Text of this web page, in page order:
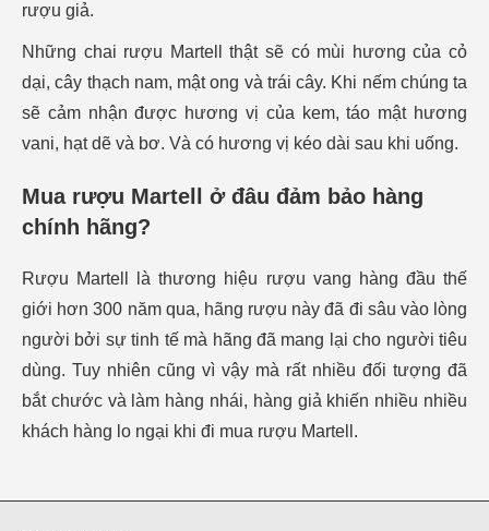
rượu giả.
Những chai rượu Martell thật sẽ có mùi hương của cỏ
dại, cây thạch nam, mật ong và trái cây. Khi nếm chúng ta
sẽ cảm nhận được hương vị của kem, táo mật hương
vani, hạt dẽ và bơ. Và có hương vị kéo dài sau khi uống.
Mua rượu Martell ở đâu đảm bảo hàng
chính hãng?
Rượu Martell là thương hiệu rượu vang hàng đầu thế
giới hơn 300 năm qua, hãng rượu này đã đi sâu vào lòng
người bởi sự tinh tế mà hãng đã mang lại cho người tiêu
dùng. Tuy nhiên cũng vì vậy mà rất nhiều đối tượng đã
bắt chước và làm hàng nhái, hàng giả khiến nhiều nhiều
khách hàng lo ngại khi đi mua rượu Martell.